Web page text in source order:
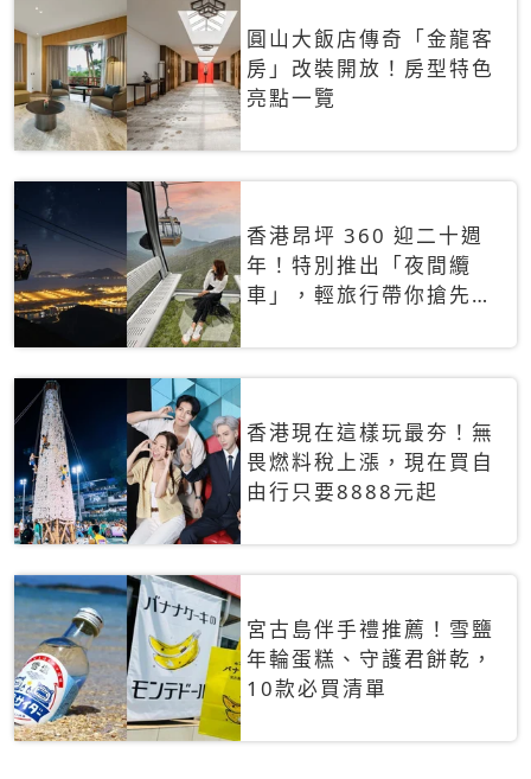
圓山大飯店傳奇「金龍客
房」改裝開放！房型特色
亮點一覽
香港昂坪 360 迎二十週
年！特別推出「夜間纜
車」，輕旅行帶你搶先揭
香港現在這樣玩最夯！無
畏燃料稅上漲，現在買自
由行只要8888元起
宮古島伴手禮推薦！雪鹽
年輪蛋糕、守護君餅乾，
10款必買清單